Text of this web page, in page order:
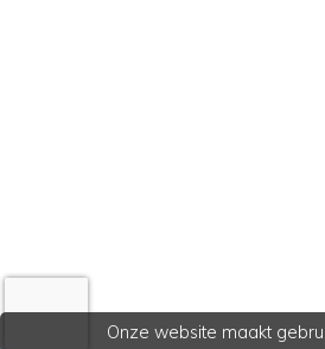
Onze website maakt